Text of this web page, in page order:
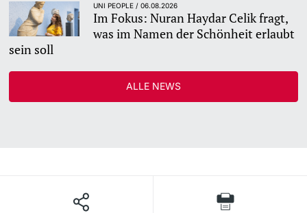
UNI PEOPLE / 06.08.2026
Im Fokus: Nuran Haydar Celik fragt,
was im Namen der Schönheit erlaubt
sein soll
ALLE NEWS